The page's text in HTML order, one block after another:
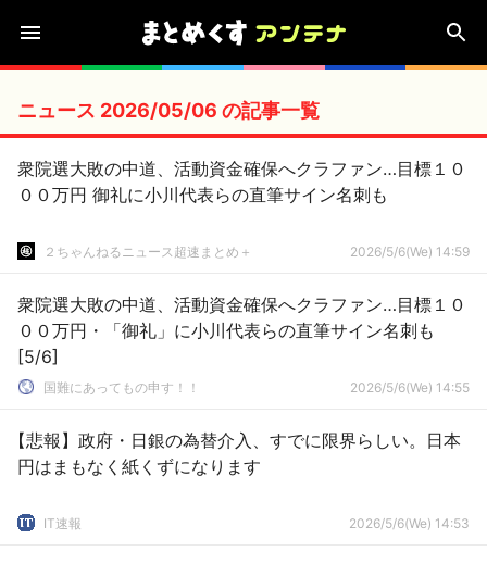
ニュース 2026/05/06 の記事一覧
衆院選大敗の中道、活動資金確保へクラファン…目標１０
００万円 御礼に小川代表らの直筆サイン名刺も
２ちゃんねるニュース超速まとめ＋ 2026/5/6(We) 14:59
衆院選大敗の中道、活動資金確保へクラファン…目標１０
００万円・「御礼」に小川代表らの直筆サイン名刺も
[5/6]
国難にあってもの申す！！ 2026/5/6(We) 14:55
【悲報】政府・日銀の為替介入、すでに限界らしい。日本
円はまもなく紙くずになります
IT速報 2026/5/6(We) 14:53